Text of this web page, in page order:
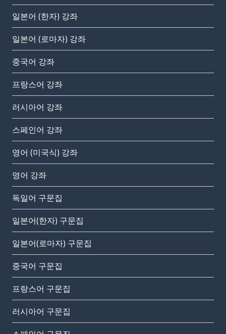
일본어 (한자) 강좌
일본어 (로마자) 강좌
중국어 강좌
프랑스어 강좌
러시아어 강좌
스페인어 강좌
영어 (미국식) 강좌
영어 강좌
독일어 구문집
일본어(한자) 구문집
일본어(로마자) 구문집
중국어 구문집
프랑스어 구문집
러시아어 구문집